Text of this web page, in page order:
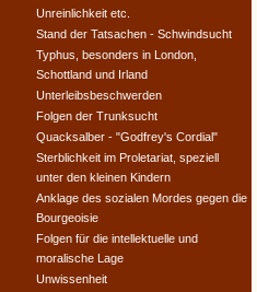
Unreinlichkeit etc.
Stand der Tatsachen - Schwindsucht
Typhus, besonders in London,
Schottland und Irland
Unterleibsbeschwerden
Folgen der Trunksucht
Quacksalber - "Godfrey's Cordial"
Sterblichkeit im Proletariat, speziell
unter den kleinen Kindern
Anklage des sozialen Mordes gegen die
Bourgeoisie
Folgen für die intellektuelle und
moralische Lage
Unwissenheit